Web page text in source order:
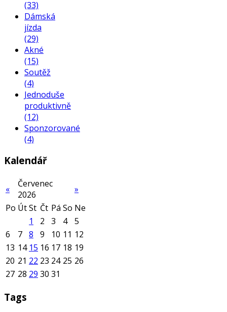
(33)
Dámská
jízda
(29)
Akné
(15)
Soutěž
(4)
Jednoduše
produktivně
(12)
Sponzorované
(4)
Kalendář
«
Červenec
2026
»
Po ÚtSt Čt Pá So Ne
1
2 3 4
5
6
7 8 9 10 11 12
13 14 15 16 17 18 19
20 21 22 23 24 25 26
27 28 29 30 31
Tags